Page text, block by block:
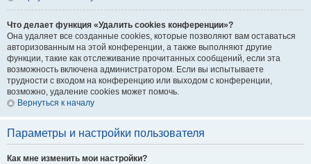
Что делает функция «Удалить cookies конференции»?
Она удаляет все созданные cookies, которые позволяют вам оставаться
авторизованным на этой конференции, а также выполняют другие
функции, такие как отслеживание прочитанных сообщений, если эта
возможность включена администратором. Если вы испытываете
трудности с входом на конференцию или выходом с конференции,
возможно, удаление cookies может помочь.
Вернуться к началу
Параметры и настройки пользователя
Как мне изменить мои настройки?